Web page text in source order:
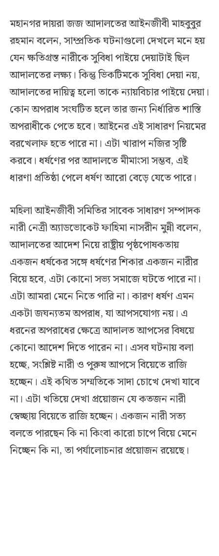
মহানগর দায়রা জজ আদালতের আইনজীবী মাহবুবুর
রহমান বলেন, সাম্প্রতিক ঘটনাগুলো দেখলে মনে হয়
যেন ক্ষতিগ্রস্ত নারীকে সুবিধা পাইয়ে দেয়াটাই ছিল
আদালতের লক্ষ্য। কিন্তু ভিকটিমকে সুবিধা দেয়া নয়,
আদালতের দায়িত্ব হলো তাকে ন্যায়বিচার পাইয়ে দেয়া।
কোন অপরাধ সংঘটিত হলে তার জন্য নির্ধারিত শাস্তি
অপরাধীকে পেতে হবে। আইনের এই সাধারণ নিয়মের
বরখেলাফ হতে পারে না। এটা খারাপ নজির সৃষ্টি
করবে। ধর্ষণের পর আদালতে মীমাংসা সম্ভব, এই
ধারণা প্রতিষ্ঠা পেলে ধর্ষণ আরো বেড়ে যেতে পারে।
মহিলা আইনজীবী সমিতির সাবেক সাধারণ সম্পাদক
নারী নেত্রী অ্যাডভোকেট ফাহিমা নাসরীন মুন্নী বলেন,
আদালতের আদেশ নিয়ে রাষ্ট্রীয় পৃষ্ঠপোষকতায়
একজন ধর্ষকের সঙ্গে ধর্ষণের শিকার একজন নারীর
বিয়ে হবে, এটা কোনো সভ্য সমাজে ঘটতে পারে না।
এটা আমরা মেনে নিতে পারি না। কারণ ধর্ষণ এমন
একটা জঘন্যতম অপরাধ, যা আপসযোগ্য নয়। এ
ধরনের অপরাধের ক্ষেত্রে আদালত আপসের বিষয়ে
কোনো আদেশ দিতে পারেন না। এসব ঘটনায় বলা
হচ্ছে, সংশ্লিষ্ট নারী ও পুরুষ আপসে বিয়েতে রাজি
হচ্ছেন। এই কথিত সম্মতিকে সাদা চোখে দেখা যাবে
না। এটা খতিয়ে দেখা প্রয়োজন যে কতজন নারী
স্বেচ্ছায় বিয়েতে রাজি হচ্ছেন। একজন নারী সত্য
বলতে পারছেন কি না কিংবা কারো চাপে বিয়ে মেনে
নিচ্ছেন কি না, তা পর্যালোচনার প্রয়োজন রয়েছে।